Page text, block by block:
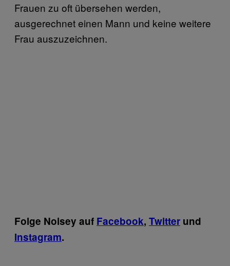
Frauen zu oft übersehen werden,
ausgerechnet einen Mann und keine weitere
Frau auszuzeichnen.
​Folge Noisey auf Facebook, Twitter und
Instagram.